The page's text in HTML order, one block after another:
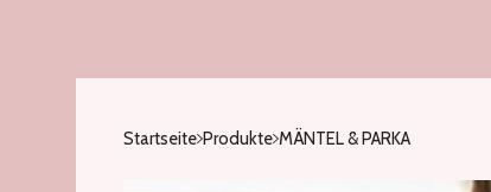
Startseite Produkte MÄNTEL & PARKA